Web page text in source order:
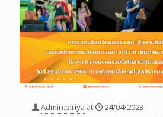
Admin.piriya at
24/04/2023